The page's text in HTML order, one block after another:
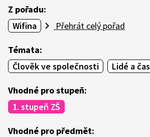
Z pořadu:
Wifina
Přehrát celý pořad
Témata:
Člověk ve společnosti
Lidé a čas
Vhodné pro stupeň:
1. stupeň ZŠ
Vhodné pro předmět: